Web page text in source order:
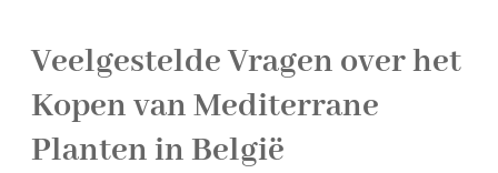
Veelgestelde Vragen over het
Kopen van Mediterrane
Planten in België